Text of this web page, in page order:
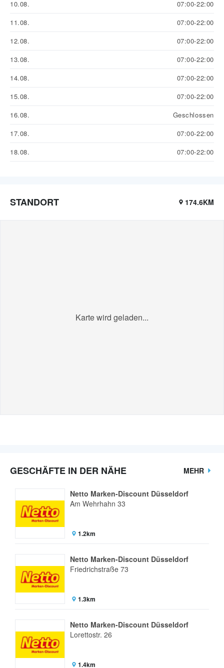
10.08.
07:00-22:00
11.08.
07:00-22:00
12.08.
07:00-22:00
13.08.
07:00-22:00
14.08.
07:00-22:00
15.08.
07:00-22:00
16.08.
Geschlossen
17.08.
07:00-22:00
18.08.
07:00-22:00
STANDORT 174.6KM
Karte wird geladen...
GESCHÄFTE IN DER NÄHE MEHR
Netto Marken-Discount Düsseldorf
Am Wehrhahn 33
1.2km
Netto Marken-Discount Düsseldorf
Friedrichstraße 73
1.3km
Netto Marken-Discount Düsseldorf
Lorettostr. 26
1.4km